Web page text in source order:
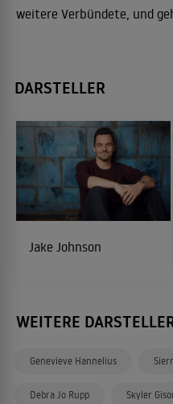
weitere Verbündete, und
DARSTELLER
Jake Johnson
WEITERE
Genevieve Hannelius
Debra Jo Rupp Skyler